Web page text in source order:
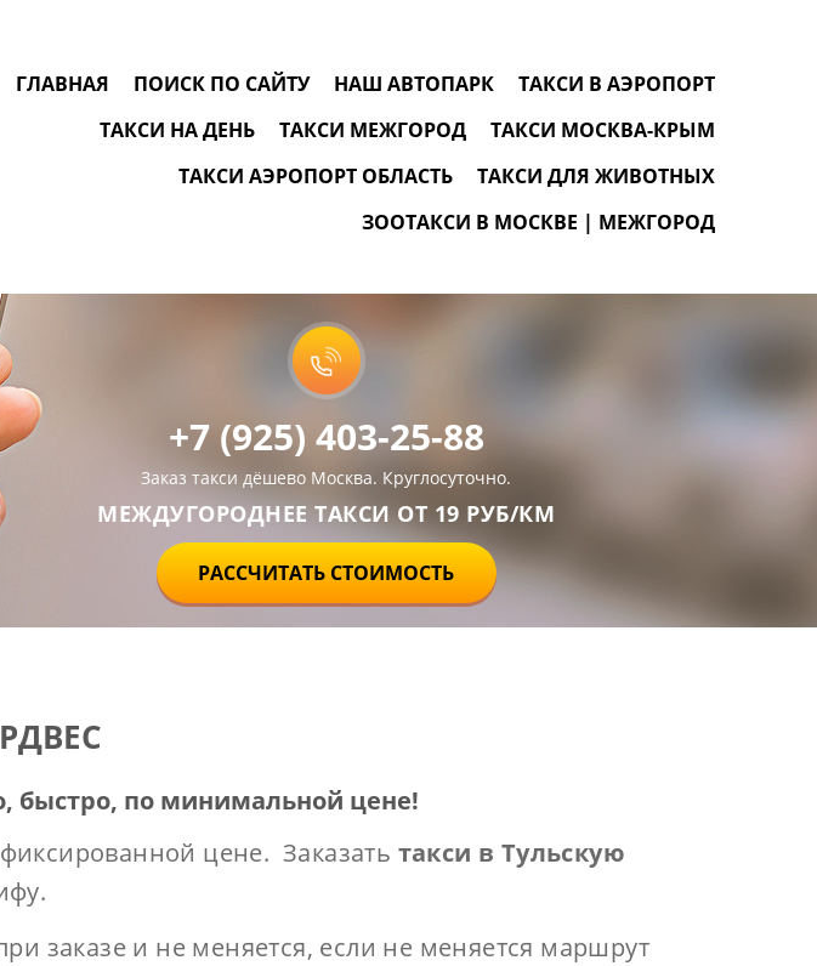
ГЛАВНАЯ ПОИСК ПО САЙТУ НАШ АВТОПАРК
ТАКСИ В АЭРОПОРТ
ТАКСИ НА ДЕНЬ
ТАКСИ МЕЖГОРОД
ТАКСИ МОСКВА-КРЫМ
ТАКСИ АЭРОПОРТ ОБЛАСТЬ
ТАКСИ ДЛЯ ЖИВОТНЫХ
ЗООТАКСИ В МОСКВЕ | МЕЖГОРОД
+7 (925) 403-25-88
Заказ такси дёшево Москва. Круглосуточно.
МЕЖДУГОРОДНЕЕ ТАКСИ ОТ 19 РУБ/КМ
РАССЧИТАТЬ СТОИМОСТЬ
быстро, по минимальной цене!
цене. Заказать такси в Тульскую
заказе и не меняется, если не меняется маршрут